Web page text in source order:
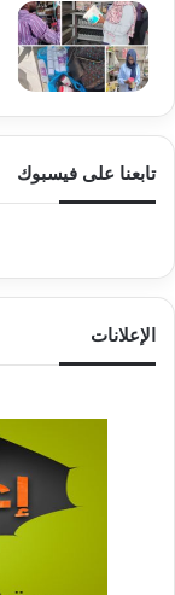
تابعنا على فيسبوك
الإعلانات